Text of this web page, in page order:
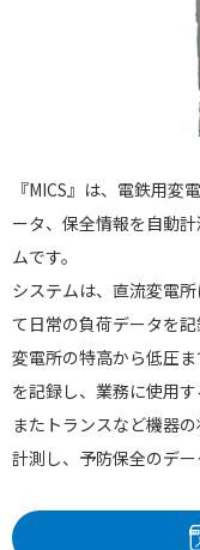
『MICS』は、電鉄用
ータ、保全情報を自動
ムです。
システムは、直流変電
て日常の負荷データを
変電所の特高から低圧
を記録し、業務に使用す
またトランスなど機器
計測し、予防保全のデー